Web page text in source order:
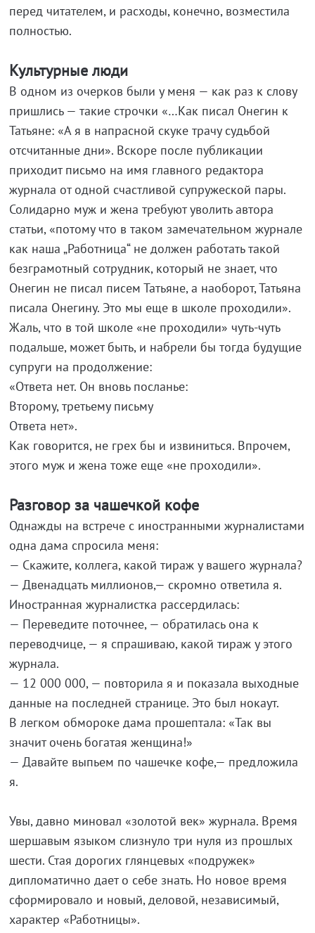
перед читателем, и расходы, конечно, возместила
полностью.
Культурные люди
В одном из очерков были у меня — как раз к слову
пришлись — такие строчки «…Как писал Онегин к
Татьяне: «А я в напрасной скуке трачу судьбой
отсчитанные дни». Вскоре после публикации
приходит письмо на имя главного редактора
журнала от одной счастливой супружеской пары.
Солидарно муж и жена требуют уволить автора
статьи, «потому что в таком замечательном журнале
как наша „Работница“ не должен работать такой
безграмотный сотрудник, который не знает, что
Онегин не писал писем Татьяне, а наоборот, Татьяна
писала Онегину. Это мы еще в школе проходили».
Жаль, что в той школе «не проходили» чуть-чуть
подальше, может быть, и набрели бы тогда будущие
супруги на продолжение:
«Ответа нет. Он вновь посланье:
Второму, третьему письму
Ответа нет».
Как говорится, не грех бы и извиниться. Впрочем,
этого муж и жена тоже еще «не проходили».
Разговор за чашечкой кофе
Однажды на встрече с иностранными журналистами
одна дама спросила меня:
— Скажите, коллега, какой тираж у вашего журнала?
— Двенадцать миллионов,— скромно ответила я.
Иностранная журналистка рассердилась:
— Переведите поточнее, — обратилась она к
переводчице, — я спрашиваю, какой тираж у этого
журнала.
— 12 000 000, — повторила я и показала выходные
данные на последней странице. Это был нокаут.
В легком обмороке дама прошептала: «Так вы
значит очень богатая женщина!»
— Давайте выпьем по чашечке кофе,— предложила
я.
Увы, давно миновал «золотой век» журнала. Время
шершавым языком слизнуло три нуля из прошлых
шести. Стая дорогих глянцевых «подружек»
дипломатично дает о себе знать. Но новое время
сформировало и новый, деловой, независимый,
характер «Работницы».